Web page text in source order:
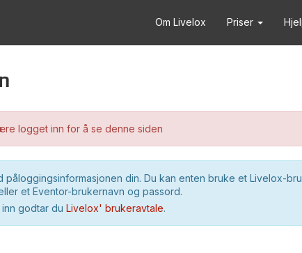
Om Livelox Priser
logget inn for å se denne siden
påloggingsinformasjonen din. Du kan enten bruke et Livelox-
et Eventor-brukernavn og passord.
godtar du Livelox' brukeravtale.